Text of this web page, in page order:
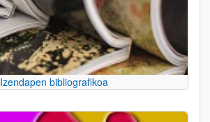
Izendapen bibliografikoa